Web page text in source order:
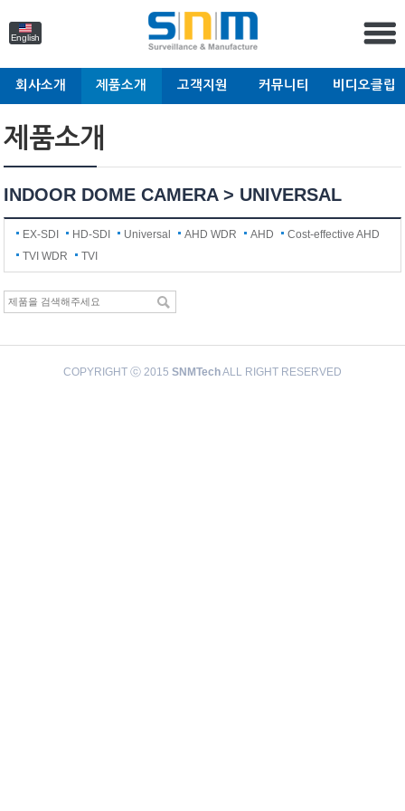
English
회사소개 제품소개 고객지원 커뮤니티 비디오클립
제품소개
INDOOR DOME CAMERA > UNIVERSAL
EX-SDI HD-SDI Universal AHD WDR AHD
Cost-effective AHD
TVI WDR
TVI
COPYRIGHT ⓒ 2015 SNMTechALL RIGHT RESERVED